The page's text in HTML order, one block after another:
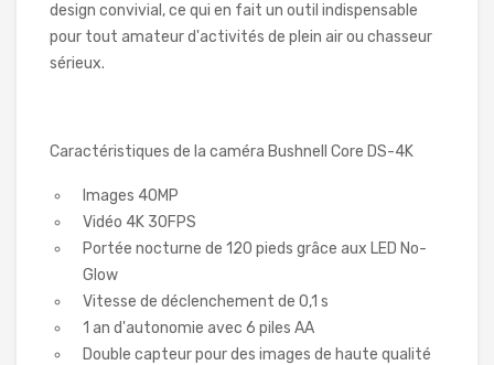
design convivial, ce qui en fait un outil indispensable
pour tout amateur d'activités de plein air ou chasseur
sérieux.
Caractéristiques de la caméra Bushnell Core DS-4K
Images 40MP
Vidéo 4K 30FPS
Portée nocturne de 120 pieds grâce aux LED No-
Glow
Vitesse de déclenchement de 0,1 s
1 an d'autonomie avec 6 piles AA
Double capteur pour des images de haute qualité